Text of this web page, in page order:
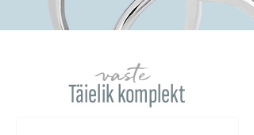
Täielik komplekt
vaste